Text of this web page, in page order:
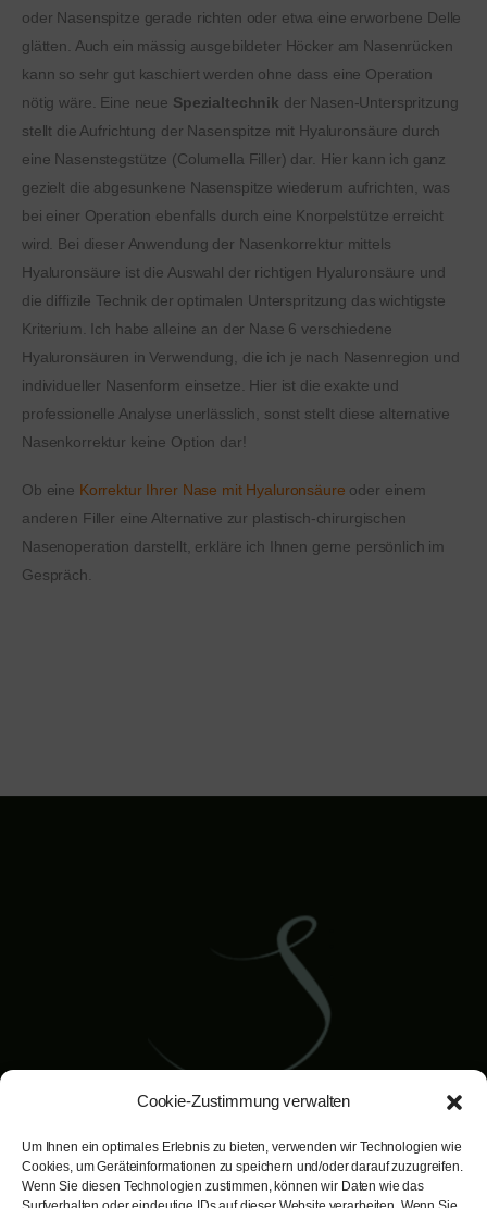
Cookie-Zustimmung verwalten
Um Ihnen ein optimales Erlebnis zu bieten, verwenden wir Technologien wie
Cookies, um Geräteinformationen zu speichern und/oder darauf zuzugreifen.
Wenn Sie diesen Technologien zustimmen, können wir Daten wie das
oder Nasenspitze gerade richten oder etwa eine erworbene Delle
glätten. Auch ein mässig ausgebildeter Höcker am Nasenrücken
kann so sehr gut kaschiert werden ohne dass eine Operation
nötig wäre. Eine neue Spezialtechnik der Nasen-Unterspritzung
stellt die Aufrichtung der Nasenspitze mit Hyaluronsäure durch
eine Nasenstegstütze (Columella Filler) dar. Hier kann ich ganz
gezielt die abgesunkene Nasenspitze wiederum aufrichten, was
bei einer Operation ebenfalls durch eine Knorpelstütze erreicht
wird. Bei dieser Anwendung der Nasenkorrektur mittels
Hyaluronsäure ist die Auswahl der richtigen Hyaluronsäure und
die diffizile Technik der optimalen Unterspritzung das wichtigste
Kriterium. Ich habe alleine an der Nase 6 verschiedene
Hyaluronsäuren in Verwendung, die ich je nach Nasenregion und
individueller Nasenform einsetze. Hier ist die exakte und
professionelle Analyse unerlässlich, sonst stellt diese alternative
Nasenkorrektur keine Option dar!
Ob eine Korrektur Ihrer Nase mit Hyaluronsäure oder einem
anderen Filler eine Alternative zur plastisch-chirurgischen
Nasenoperation darstellt, erkläre ich Ihnen gerne persönlich im
Gespräch.
Dr. Bernd Schuster
Facharzt für Plastische, Ästhetische